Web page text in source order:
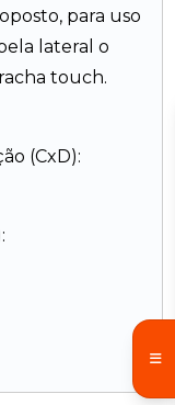
para uso
lateral o
touch.
(CxD):